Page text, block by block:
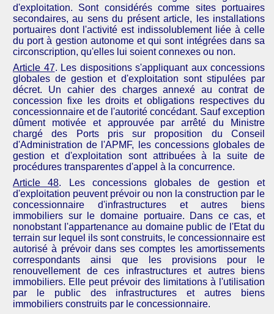
d'exploitation. Sont considérés comme sites portuaires
secondaires, au sens du présent article, les installations
portuaires dont l'activité est indissolublement liée à celle
du port à gestion autonome et qui sont intégrées dans sa
circonscription, qu'elles lui soient connexes ou non.
Article 47. Les dispositions s'appliquant aux concessions
globales de gestion et d'exploitation sont stipulées par
décret. Un cahier des charges annexé au contrat de
concession fixe les droits et obligations respectives du
concessionnaire et de l'autorité concédant. Sauf exception
dûment motivée et approuvée par arrêté du Ministre
chargé des Ports pris sur proposition du Conseil
d'Administration de l'APMF, les concessions globales de
gestion et d'exploitation sont attribuées à la suite de
procédures transparentes d'appel à la concurrence.
Article 48. Les concessions globales de gestion et
d'exploitation peuvent prévoir ou non la construction par le
concessionnaire d'infrastructures et autres biens
immobiliers sur le domaine portuaire. Dans ce cas, et
nonobstant l'appartenance au domaine public de l'Etat du
terrain sur lequel ils sont construits, le concessionnaire est
autorisé à prévoir dans ses comptes les amortissements
correspondants ainsi que les provisions pour le
renouvellement de ces infrastructures et autres biens
immobiliers. Elle peut prévoir des limitations à l'utilisation
par le public des infrastructures et autres biens
immobiliers construits par le concessionnaire.